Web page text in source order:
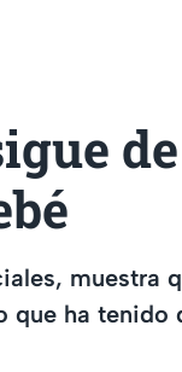
muestra
que ha tenido